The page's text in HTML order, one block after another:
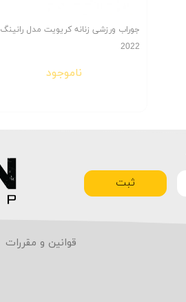
جوراب ورزشی زنانه کریویت مدل رانینگ
2022
ناموجود
ثبت
قوانین و مقررات